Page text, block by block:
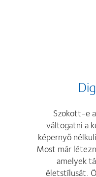
Szokott-e
váltogatni a
képernyő
Most már
amelyek
életstílusát.